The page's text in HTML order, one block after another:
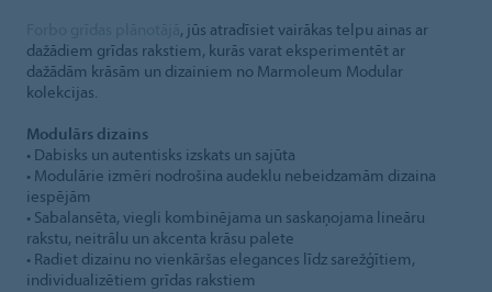
, jūs atradīsiet vairākas telpu ainas ar
dažādiem grīdas rakstiem, kurās varat eksperimentēt ar
dažādām krāsām un dizainiem no Marmoleum Modular
kolekcijas.
Modulārs dizains
• Dabisks un autentisks izskats un sajūta
• Modulārie izmēri nodrošina audeklu nebeidzamām dizaina
iespējām
• Sabalansēta, viegli kombinējama un saskaņojama lineāru
rakstu, neitrālu un akcenta krāsu palete
• Radiet dizainu no vienkāršas elegances līdz sarežģītiem,
individualizētiem grīdas rakstiem